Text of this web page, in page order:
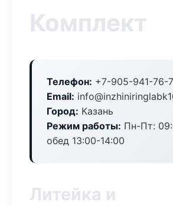
Комплект
Телефон: +7-905-941-76-
Email:
Город: Казань
Режим работы: Пн-Пт:
обед 13:00-14:00
Литейка и